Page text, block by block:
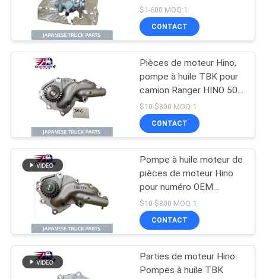
d'embrayage pour HINO
300 N04C
$1-600 MOQ:1
CONTACT
Pièces de moteur Hino,
pompe à huile TBK pour
camion Ranger HINO 500
J08C J08CT, numéro
OEM L260-0080S
$10-$800 MOQ:1
CONTACT
Pompe à huile moteur de
pièces de moteur Hino
pour numéro OEM
15110-2150 de camion
Ranger HINO 500 J08E
J08ET
$10-$800 MOQ:1
CONTACT
Parties de moteur Hino
Pompes à huile TBK